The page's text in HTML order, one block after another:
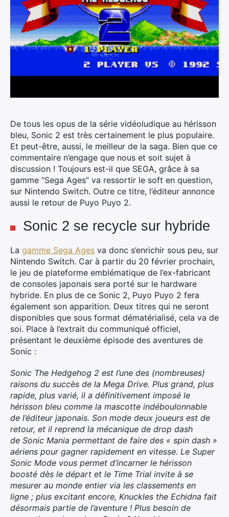
De tous les opus de la série vidéoludique au hérisson
bleu, Sonic 2 est très certainement le plus populaire.
Et peut-être, aussi, le meilleur de la saga. Bien que ce
commentaire n’engage que nous et soit sujet à
discussion ! Toujours est-il que SEGA, grâce à sa
gamme “Sega Ages” va ressortir le soft en question,
sur Nintendo Switch. Outre ce titre, l’éditeur annonce
aussi le retour de Puyo Puyo 2.
Sonic 2 se recycle sur hybride
La gamme Sega Ages va donc s’enrichir sous peu, sur
Nintendo Switch. Car à partir du 20 février prochain,
le jeu de plateforme emblématique de l’ex-fabricant
de consoles japonais sera porté sur le hardware
hybride. En plus de ce Sonic 2, Puyo Puyo 2 fera
également son apparition. Deux titres qui ne seront
disponibles que sous format dématérialisé, cela va de
soi. Place à l’extrait du communiqué officiel,
présentant le deuxième épisode des aventures de
Sonic :
Sonic The Hedgehog 2 est l’une des (nombreuses)
raisons du succès de la Mega Drive. Plus grand, plus
rapide, plus varié, il a définitivement imposé le
hérisson bleu comme la mascotte indéboulonnable
de l’éditeur japonais. Son mode deux joueurs est de
retour, et il reprend la mécanique de drop dash
de Sonic Mania permettant de faire des « spin dash »
aériens pour gagner rapidement en vitesse. Le Super
Sonic Mode vous permet d’incarner le hérisson
boosté dès le départ et le Time Trial invite à se
mesurer au monde entier via les classements en
ligne ; plus excitant encore, Knuckles the Echidna fait
désormais partie de l’aventure ! Plus besoin de